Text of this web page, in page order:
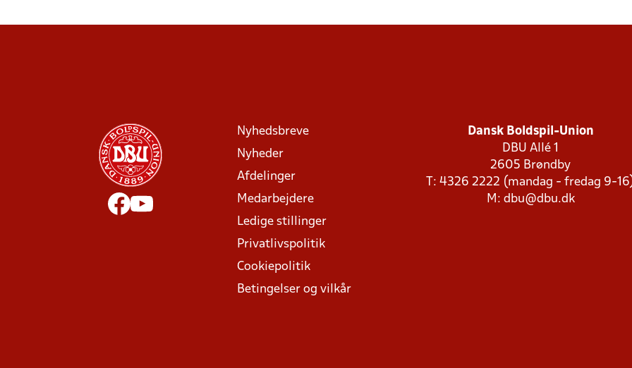
Nyhedsbreve
Nyheder
Afdelinger
Medarbejdere
Ledige stillinger
Privatlivspolitik
Cookiepolitik
Betingelser og vilkår
Dansk Boldspil-Union
DBU Allé 1
2605 Brøndby
T: 4326 2222 (mandag - fredag 9-
M: dbu@dbu.dk